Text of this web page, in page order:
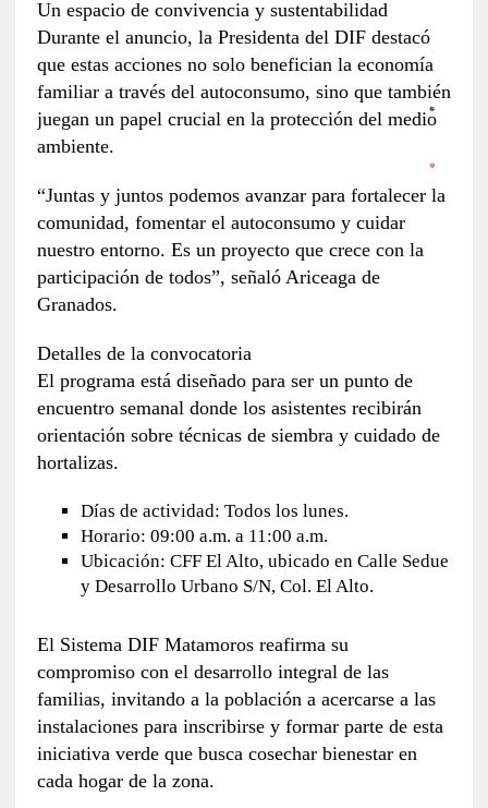
Un espacio de convivencia y sustentabilidad
Durante el anuncio, la Presidenta del DIF destacó
que estas acciones no solo benefician la economía
familiar a través del autoconsumo, sino que también
juegan un papel crucial en la protección del medio
ambiente.
“Juntas y juntos podemos avanzar para fortalecer la
comunidad, fomentar el autoconsumo y cuidar
nuestro entorno. Es un proyecto que crece con la
participación de todos”, señaló Ariceaga de
Granados.
Detalles de la convocatoria
El programa está diseñado para ser un punto de
encuentro semanal donde los asistentes recibirán
orientación sobre técnicas de siembra y cuidado de
hortalizas.
Días de actividad: Todos los lunes.
Horario: 09:00 a.m. a 11:00 a.m.
Ubicación: CFF El Alto, ubicado en Calle Sedue
y Desarrollo Urbano S/N, Col. El Alto.
El Sistema DIF Matamoros reafirma su
compromiso con el desarrollo integral de las
familias, invitando a la población a acercarse a las
instalaciones para inscribirse y formar parte de esta
iniciativa verde que busca cosechar bienestar en
cada hogar de la zona.